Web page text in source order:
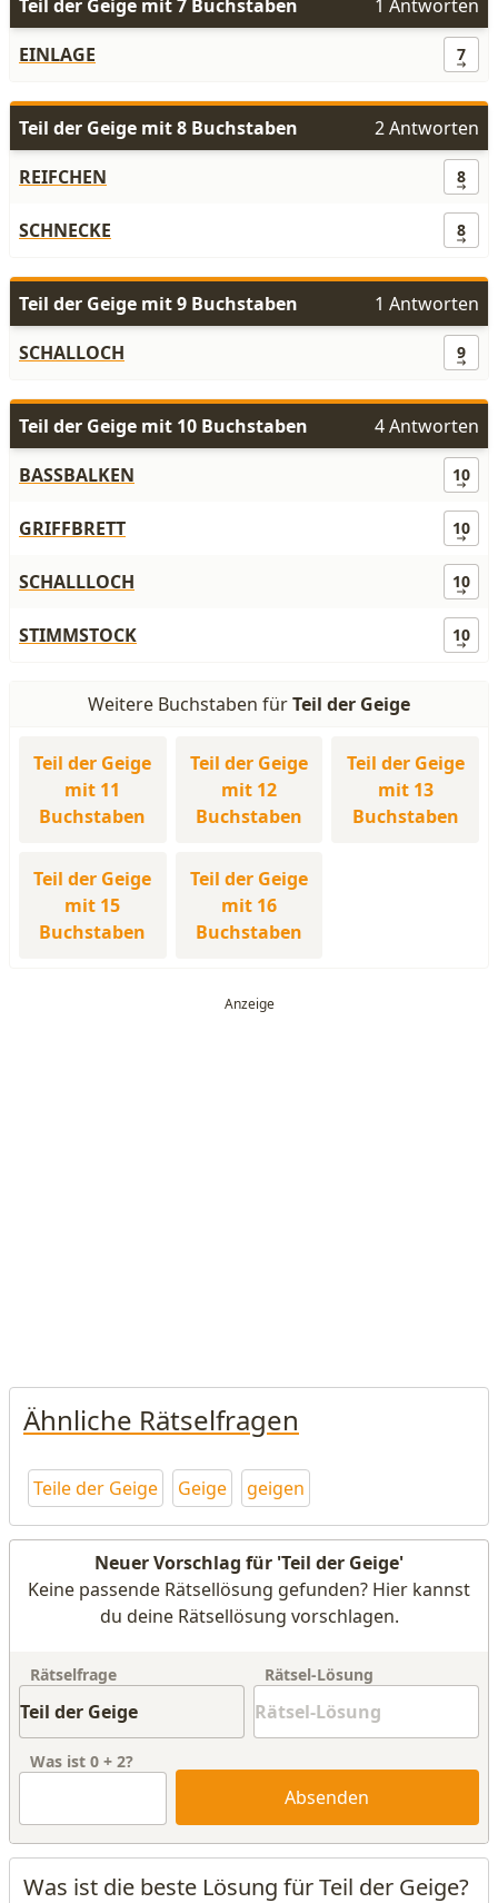
Teil der Geige mit 7 Buchstaben
1 Antworten
EINLAGE
7
Teil der Geige mit 8 Buchstaben
2 Antworten
REIFCHEN
8
SCHNECKE 8
Teil der Geige mit 9 Buchstaben
1 Antworten
SCHALLOCH
9
Teil der Geige mit 10 Buchstaben
4 Antworten
BASSBALKEN
10
GRIFFBRETT 10
SCHALLLOCH 10
STIMMSTOCK 10
Weitere Buchstaben fürTeil der Geige
Teil der Geige
mit 11
Buchstaben
Teil der Geige
mit 12
Buchstaben
Teil der Geige
mit 13
Buchstaben
Teil der Geige
mit 15
Buchstaben
Teil der Geige
mit 16
Buchstaben
Ähnliche Rätselfragen
Teile der Geige Geige geigen
Neuer Vorschlag für 'Teil der Geige'
Keine passende Rätsellösung gefunden? Hier kannst
du deine Rätsellösung vorschlagen.
Rätselfrage Rätsel-Lösung
Was ist 0 + 2?
Absenden
Was ist die beste Lösung für Teil der Geige?